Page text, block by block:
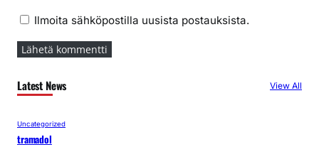
Ilmoita sähköpostilla uusista postauksista.
Latest News View All
Uncategorized
tramadol